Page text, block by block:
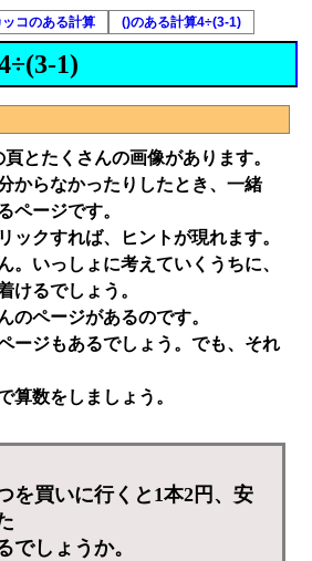
ッコのある計算 ()のある計算4÷(3-1)
1)
とたくさんの画像があります。
からなかったりしたとき、一緒
ページです。
ックすれば、ヒントが現れます。
。いっしょに考えていくうちに、
けるでしょう。
のページがあるのです。
ージもあるでしょう。でも、それ
算数をしましょう。
を買いに行くと1本2円、安
でしょうか。